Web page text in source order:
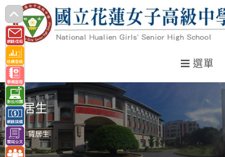
跳
轉
至
主
要
內
容
選單
賃居生
> 賃居生